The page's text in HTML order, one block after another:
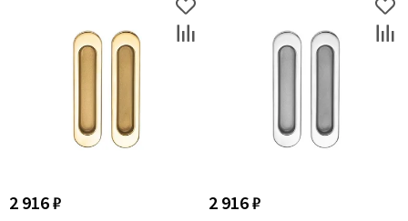
2 916 ₽ 2 916 ₽